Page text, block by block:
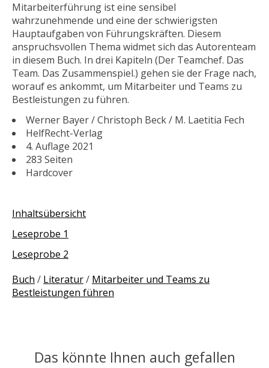
Mitarbeiterführung ist eine sensibel
wahrzunehmende und eine der schwierigsten
Hauptaufgaben von Führungskräften. Diesem
anspruchsvollen Thema widmet sich das Autorenteam
in diesem Buch. In drei Kapiteln (Der Teamchef. Das
Team. Das Zusammenspiel.) gehen sie der Frage nach,
worauf es ankommt, um Mitarbeiter und Teams zu
Bestleistungen zu führen.
Werner Bayer / Christoph Beck / M. Laetitia Fech
HelfRecht-Verlag
4. Auflage 2021
283 Seiten
Hardcover
Inhaltsübersicht
Leseprobe 1
Leseprobe 2
Buch / Literatur/ Mitarbeiter und Teams zu
Bestleistungen führen
Das könnte Ihnen auch gefallen